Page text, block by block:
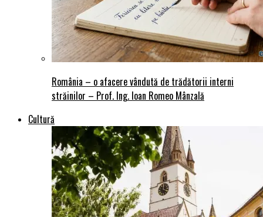
România – o afacere vândută de trădătorii interni
străinilor – Prof. Ing. Ioan Romeo Mânzală
Cultură